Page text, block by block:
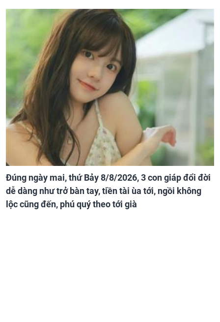
Đúng ngày mai, thứ Bảy 8/8/2026, 3 con giáp đổi đời
dễ dàng như trở bàn tay, tiền tài ùa tới, ngồi không
lộc cũng đến, phú quý theo tới già